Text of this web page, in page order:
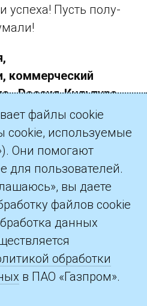
успеха! Пусть полу-
коммерческий
«Россия-Культура»
файлы cookie
cookie, используемые
Они помогают
для пользователей.
вы даете
файлов cookie
данных
обработки
в ПАО «Газпром».